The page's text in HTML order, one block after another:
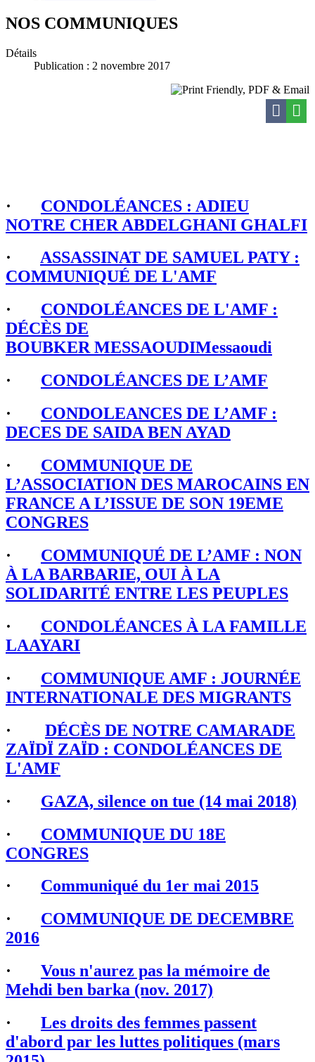
NOS COMMUNIQUES
Détails
Publication : 2 novembre 2017
· CONDOLÉANCES : ADIEU
NOTRE CHER ABDELGHANI GHALFI
· ASSASSINAT DE SAMUEL PATY :
COMMUNIQUÉ DE L'AMF
· CONDOLÉANCES DE L'AMF :
DÉCÈS DE
BOUBKER MESSAOUDIMessaoudi
· CONDOLÉANCES DE L’AMF
· CONDOLEANCES DE L’AMF :
DECES DE SAIDA BEN AYAD
· COMMUNIQUE DE
L’ASSOCIATION DES MAROCAINS EN
FRANCE A L’ISSUE DE SON 19EME
CONGRES
· COMMUNIQUÉ DE L’AMF : NON
À LA BARBARIE, OUI À LA
SOLIDARITÉ ENTRE LES PEUPLES
· CONDOLÉANCES À LA FAMILLE
LAAYARI
· COMMUNIQUE AMF : JOURNÉE
INTERNATIONALE DES MIGRANTS
· DÉCÈS DE NOTRE CAMARADE
ZAÏDÏ ZAÏD : CONDOLÉANCES DE
L'AMF
· GAZA, silence on tue (14 mai 2018)
· COMMUNIQUE DU 18E
CONGRES
· Communiqué du 1er mai 2015
· COMMUNIQUE DE DECEMBRE
2016
· Vous n'aurez pas la mémoire de
Mehdi ben barka (nov. 2017)
· Les droits des femmes passent
d'abord par les luttes politiques (mars